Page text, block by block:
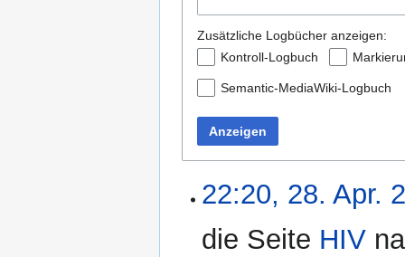
Zusätzliche Logbücher anzeigen:
Kontroll-Logbuch
Semantic-MediaWiki-Logbuch
Anzeigen
22:20, 28. Apr.
die Seite HIV